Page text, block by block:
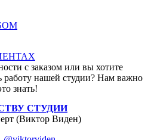
с заказом или вы хотите
работу нашей студии? Нам важно
знать!
СТУДИИ
(Виктор Виден)